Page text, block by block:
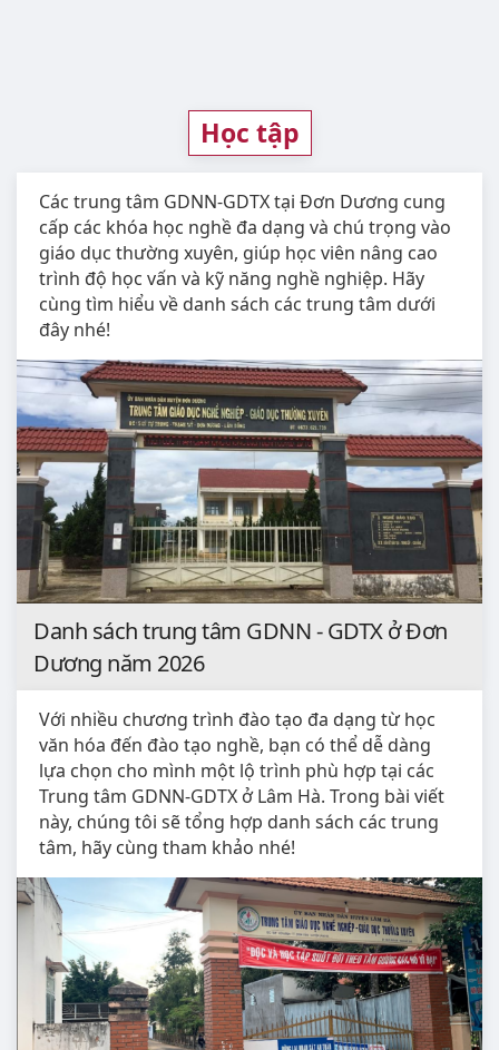
Học tập
Các trung tâm GDNN-GDTX tại Đơn Dương cung
cấp các khóa học nghề đa dạng và chú trọng vào
giáo dục thường xuyên, giúp học viên nâng cao
trình độ học vấn và kỹ năng nghề nghiệp. Hãy
cùng tìm hiểu về danh sách các trung tâm dưới
đây nhé!
Danh sách trung tâm GDNN - GDTX ở Đơn
Dương năm 2026
Với nhiều chương trình đào tạo đa dạng từ học
văn hóa đến đào tạo nghề, bạn có thể dễ dàng
lựa chọn cho mình một lộ trình phù hợp tại các
Trung tâm GDNN-GDTX ở Lâm Hà. Trong bài viết
này, chúng tôi sẽ tổng hợp danh sách các trung
tâm, hãy cùng tham khảo nhé!